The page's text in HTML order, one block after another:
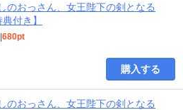
のおっさん、女王陛下の剣となる
付き】
|680pt
購入する
のおっさん、女王陛下の剣となる